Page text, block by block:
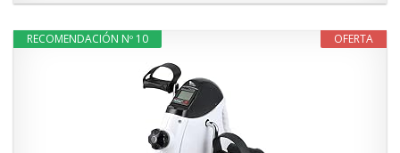
OFERTA
RECOMENDACIÓN Nº 10